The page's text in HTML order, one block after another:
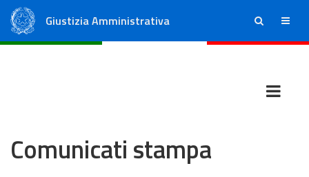
Giustizia Amministrativa ricerca menu
Comunicati stampa